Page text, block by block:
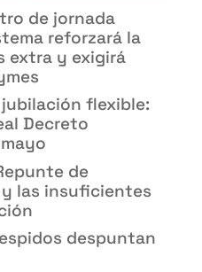
de jornada
reforzará la
extra y exigirá
flexible:
Decreto
de
las insuficientes
despuntan